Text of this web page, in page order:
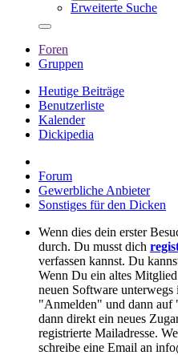
Erweiterte Suche
Foren
Gruppen
Heutige Beiträge
Benutzerliste
Kalender
Dickipedia
Forum
Gewerbliche Anbieter
Sonstiges für den Dicken
Wenn dies dein erster
durch. Du musst dich
verfassen kannst. Du
Wenn Du ein altes
neuen Software unterwegs
"Anmelden" und dann auf
dann direkt ein neues
registrierte Mailadresse.
schreibe eine Email an